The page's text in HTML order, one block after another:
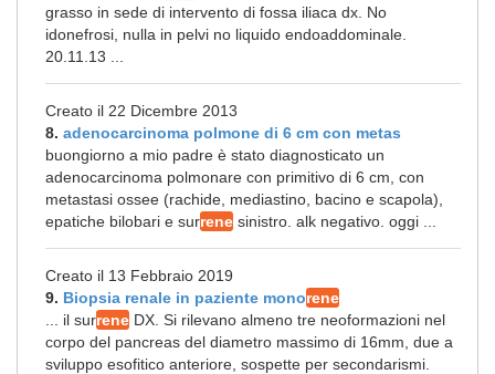
grasso in sede di intervento di fossa iliaca dx. No
idonefrosi, nulla in pelvi no liquido endoaddominale.
20.11.13 ...
Creato il 22 Dicembre 2013
8. adenocarcinoma polmone di 6 cm con metas
buongiorno a mio padre è stato diagnosticato un
adenocarcinoma polmonare con primitivo di 6 cm, con
metastasi ossee (rachide, mediastino, bacino e scapola),
epatiche bilobari e surrene sinistro. alk negativo. oggi ...
Creato il 13 Febbraio 2019
9. Biopsia renale in paziente monorene
... il surrene DX. Si rilevano almeno tre neoformazioni nel
corpo del pancreas del diametro massimo di 16mm, due a
sviluppo esofitico anteriore, sospette per secondarismi.